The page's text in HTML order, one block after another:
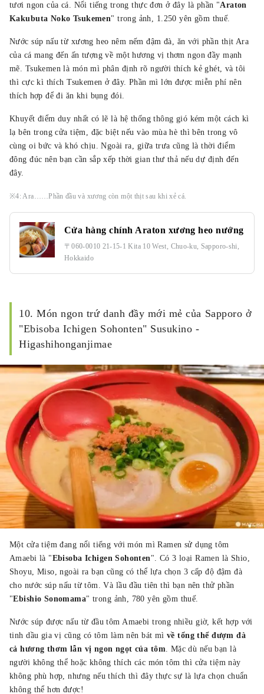
tươi ngon của cá. Nổi tiếng trong thực đơn ở đây là phần "Araton
Kakubuta Noko Tsukemen" trong ảnh, 1.250 yên gồm thuế.
Nước súp nấu từ xương heo nêm nếm đậm đà, ăn với phần thịt Ara
của cá mang đến ấn tượng về một hương vị thơm ngon đầy mạnh
mẽ. Tsukemen là món mì phân định rõ người thích kẻ ghét, và tôi
thì cực kì thích Tsukemen ở đây. Phần mì lớn được miễn phí nên
thích hợp để đi ăn khi bụng đói.
Khuyết điểm duy nhất có lẽ là hệ thống thông gió kém một cách kì
lạ bên trong cửa tiệm, đặc biệt nếu vào mùa hè thì bên trong vô
cùng oi bức và khó chịu. Ngoài ra, giữa trưa cũng là thời điểm
đông đúc nên bạn cần sắp xếp thời gian thư thả nếu dự định đến
đây.
※4: Ara……Phần đầu và xương còn một thịt sau khi xẻ cá.
Cửa hàng chính Araton xương heo nướng
〒060-0010 21-15-1 Kita 10 West, Chuo-ku, Sapporo-shi,
Hokkaido
10. Món ngon trứ danh đầy mới mẻ của Sapporo ở
"Ebisoba Ichigen Sohonten" Susukino -
Higashihonganjimae
Một cửa tiệm đang nổi tiếng với món mì Ramen sử dụng tôm
Amaebi là "Ebisoba Ichigen Sohonten ". Có 3 loại Ramen là Shio,
Shoyu, Miso, ngoài ra bạn cũng có thể lựa chọn 3 cấp độ đậm đà
cho nước súp nấu từ tôm. Và lầu đầu tiên thì bạn nên thử phần
"Ebishio Sonomama" trong ảnh, 780 yên gồm thuế.
Nước súp được nấu từ đầu tôm Amaebi trong nhiều giờ, kết hợp với
tinh dầu gia vị cũng có tôm làm nên bát mìvề tổng thể đượm đà
cả hương thơm lẫn vị ngon ngọt của tôm . Mặc dù nếu bạn là
người không thể hoặc không thích các món tôm thì cửa tiệm này
không phù hợp, nhưng nếu thích thì đây thực sự là lựa chọn chuẩn
không thể hơn được!